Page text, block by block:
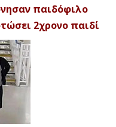
παιδόφιλο
2χρονο παιδί